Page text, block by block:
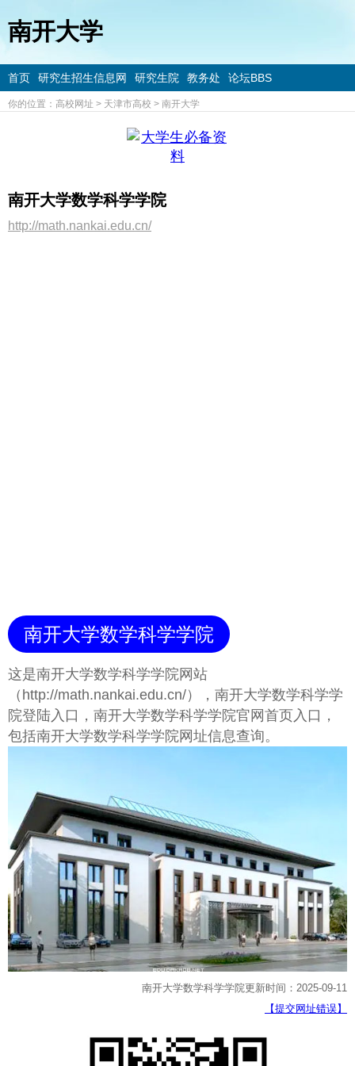
南开大学
首页 研究生招生信息网 研究生院 教务处 论坛BBS
你的位置： 高校网址 > 天津市高校 > 南开大学
南开大学数学科学学院
http://math.nankai.edu.cn/
南开大学数学科学学院
这是南开大学数学科学学院网站
（http://math.nankai.edu.cn/），南开大学数学科学学
院登陆入口，南开大学数学科学学院官网首页入口，
包括南开大学数学科学学院网址信息查询。
南开大学数学科学学院更新时间：2025-09-11
【提交网址错误】